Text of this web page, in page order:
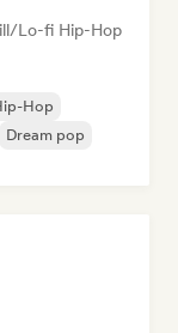
Lo-fi Hip-Hop
Hop
Dream pop